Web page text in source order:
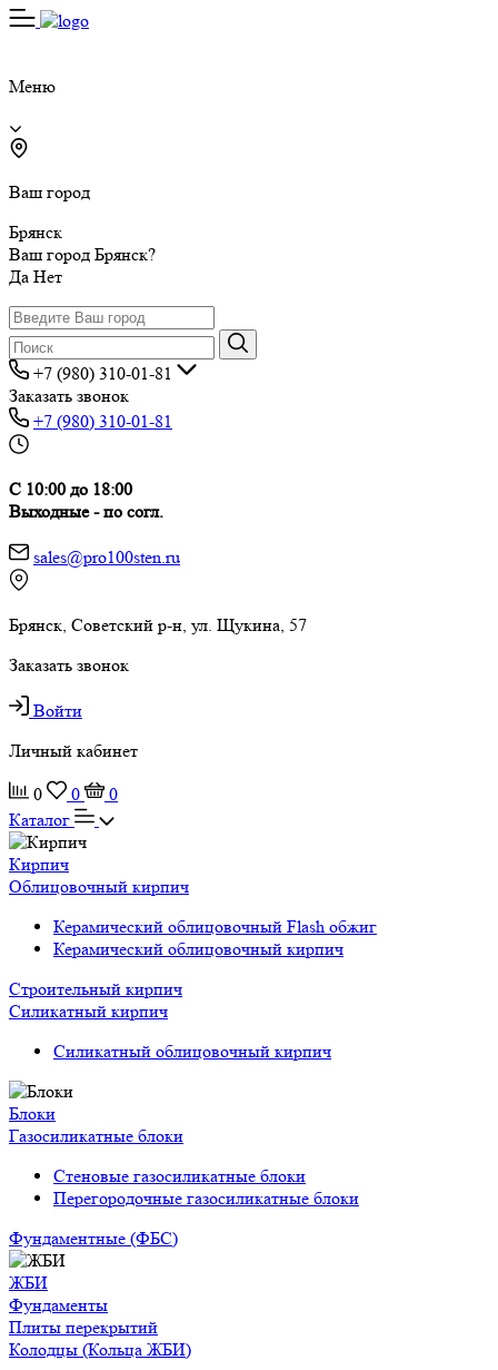
Меню
Ваш город
Брянск
Ваш город Брянск?
Да Нет
+7 (980) 310-01-81
Заказать звонок
+7 (980) 310-01-81
С 10:00 до 18:00
Выходные - по согл.
sales@pro100sten.ru
Брянск, Советский р-н, ул. Щукина, 57
Заказать звонок
Войти
Личный кабинет
0 0
0
Каталог
Кирпич
Облицовочный кирпич
Керамический облицовочный Flash обжиг
Керамический облицовочный кирпич
Строительный кирпич
Силикатный кирпич
Силикатный облицовочный кирпич
Блоки
Газосиликатные блоки
Стеновые газосиликатные блоки
Перегородочные газосиликатные блоки
Фундаментные (ФБС)
ЖБИ
Фундаменты
Плиты перекрытий
Колодцы (Кольца ЖБИ)